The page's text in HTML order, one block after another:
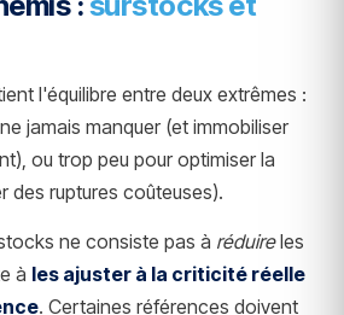
l'équilibre entre deux extrêmes :
jamais manquer (et immobiliser
ou trop peu pour optimiser la
des ruptures coûteuses).
ne consiste pas à réduireles
à les ajuster à la criticité réelle
. Certaines références doivent